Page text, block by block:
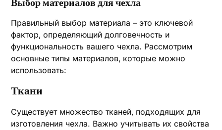
Выбор материалов для чехла
Правильный выбор материала – это ключевой
фактор‚ определяющий долговечность и
функциональность вашего чехла. Рассмотрим
основные типы материалов‚ которые можно
использовать:
Ткани
Существует множество тканей‚ подходящих для
изготовления чехла. Важно учитывать их свойства